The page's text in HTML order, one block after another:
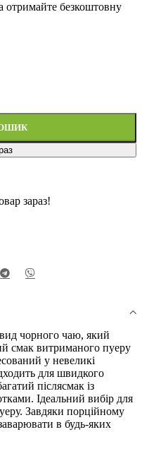
отримайте безкоштовну
зараз!
чорного чаю, який
смак витриманого пуеру
у невеликі
для швидкого
післясмак із
Ідеальний вибір для
Завдяки порційному
в будь-яких